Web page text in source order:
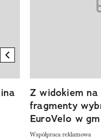
previous element
Z widokiem na
fragmenty
EuroVelo w
Współpraca reklamowa